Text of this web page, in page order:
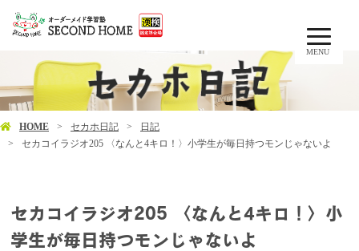
MENU
HOME セカホ日記
日記
セカコイラジオ205 〈なんと4キロ！〉小学生が毎日持つモンじゃないよ
セカコイラジオ205 〈なんと4キロ！〉小
学生が毎日持つモンじゃないよ